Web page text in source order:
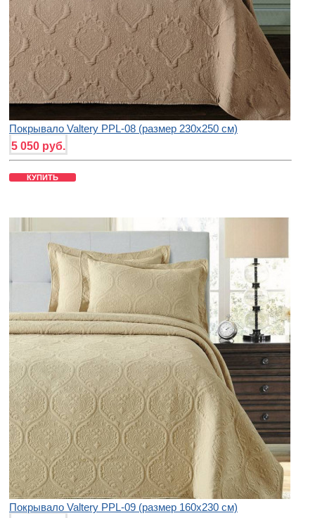
Покрывало Valtery PPL-08 (размер 230х250 см)
5 050 руб.
КУПИТЬ
Покрывало Valtery PPL-09 (размер 160х230 см)